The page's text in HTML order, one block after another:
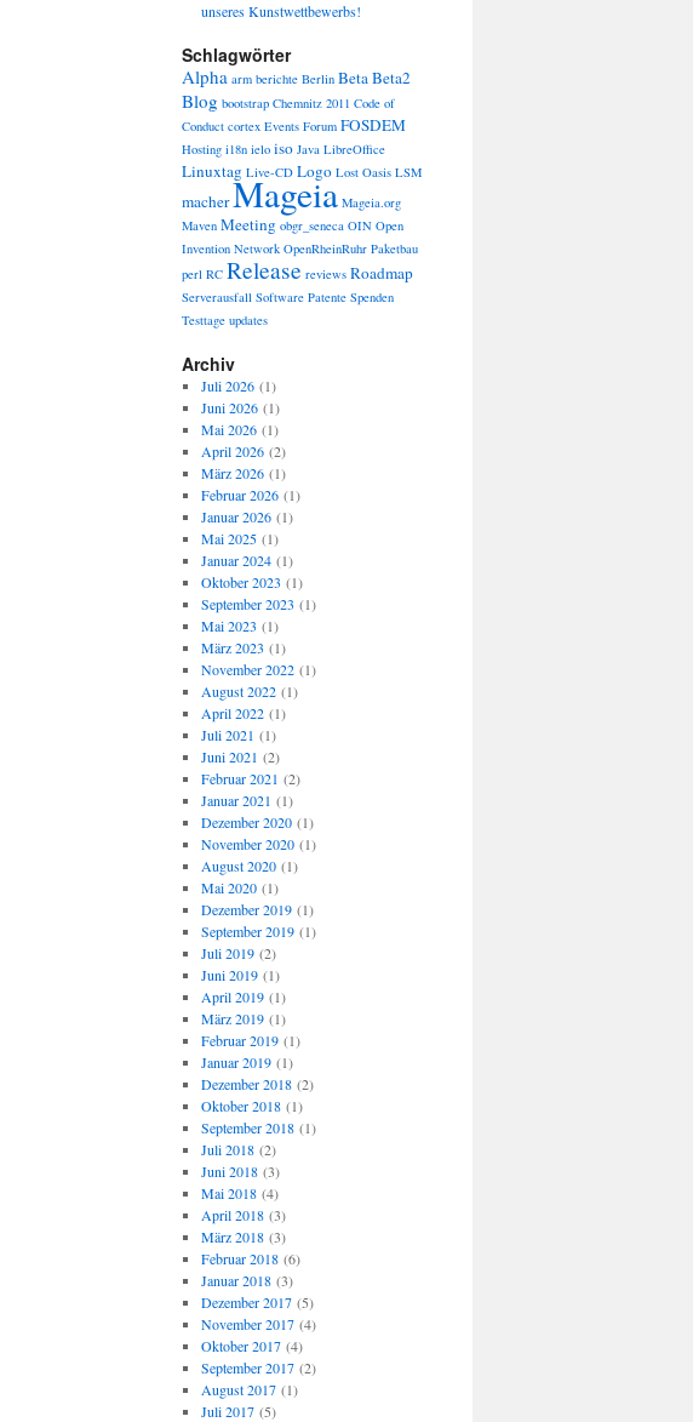
unseres Kunstwettbewerbs!
Schlagwörter
Alpha arm berichte Berlin BetaBeta2
Blog bootstrap Chemnitz 2011 Code of
Conduct cortex Events Forum FOSDEM
Hosting i18n ielo iso Java LibreOffice
Linuxtag Live-CD Logo Lost Oasis LSM
macherMageia Mageia.org
Maven Meeting obgr_seneca OIN Open
Invention Network OpenRheinRuhr Paketbau
perl RC Release reviews Roadmap
Serverausfall Software Patente Spenden
Testtage updates
Archiv
Juli 2026(1)
Juni 2026(1)
Mai 2026(1)
April 2026(2)
März 2026(1)
Februar 2026(1)
Januar 2026(1)
Mai 2025(1)
Januar 2024(1)
Oktober 2023 (1)
September 2023 (1)
Mai 2023 (1)
März 2023 (1)
November 2022(1)
August 2022(1)
April 2022(1)
Juli 2021 (1)
Juni 2021 (2)
Februar 2021 (2)
Januar 2021 (1)
Dezember 2020(1)
November 2020(1)
August 2020(1)
Mai 2020(1)
Dezember 2019(1)
September 2019(1)
Juli 2019(2)
Juni 2019(1)
April 2019(1)
März 2019(1)
Februar 2019(1)
Januar 2019(1)
Dezember 2018(2)
Oktober 2018(1)
September 2018(1)
Juli 2018(2)
Juni 2018(3)
Mai 2018(4)
April 2018(3)
März 2018(3)
Februar 2018(6)
Januar 2018(3)
Dezember 2017(5)
November 2017(4)
Oktober 2017(4)
September 2017(2)
August 2017(1)
Juli 2017(5)